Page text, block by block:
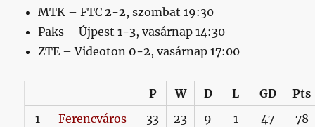
MTK – FTC2-2, szombat 19:30
Paks – Újpest1-3, vasárnap 14:30
ZTE – Videoton 0-2, vasárnap 17:00
P W D L GD
Pts
1
Ferencváros 33 23 9 1 47
78